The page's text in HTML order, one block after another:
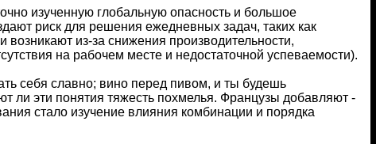
изученную глобальную опасность и большое
риск для решения ежедневных задач, таких как
из-за снижения производительности,
на рабочем месте и недостаточной успеваемости).
себя славно; вино перед пивом, и ты будешь
ли эти понятия тяжесть похмелья. Французы добавляют -
стало изучение влияния комбинации и порядка